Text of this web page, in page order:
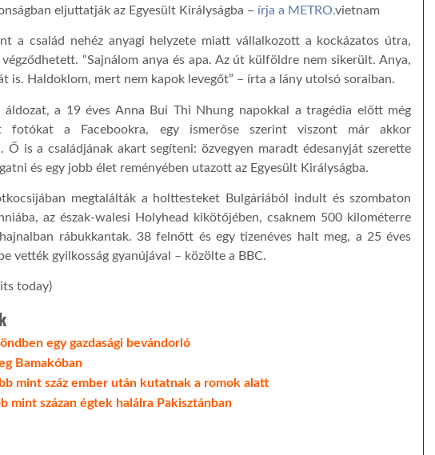
eljuttatják az Egyesült Királyságba – írja a METRO.vietnam
a család nehéz anyagi helyzete miatt vállalkozott a kockázatos útra,
“Sajnálom anya és apa. Az út külföldre nem sikerült. Anya,
is. Haldoklom, mert nem kapok levegőt” – írta a lány utolsó soraiban.
áldozat, a 19 éves Anna Bui Thi Nhung napokkal a tragédia előtt még
fotókat a Facebookra, egy ismerőse szerint viszont már akkor
Ő is a családjának akart segíteni: özvegyen maradt édesanyját szerette
és egy jobb élet reményében utazott az Egyesült Királyságba.
megtalálták a holttesteket Bulgáriából indult és szombaton
az észak-walesi Holyhead kikötőjében, csaknem 500 kilométerre
rábukkantak. 38 felnőtt és egy tizenéves halt meg, a 25 éves
vették gyilkosság gyanújával – közölte a BBC.
today)
egy gazdasági bevándorló
Bamakóban
mint száz ember után kutatnak a romok alatt
mint százan égtek halálra Pakisztánban